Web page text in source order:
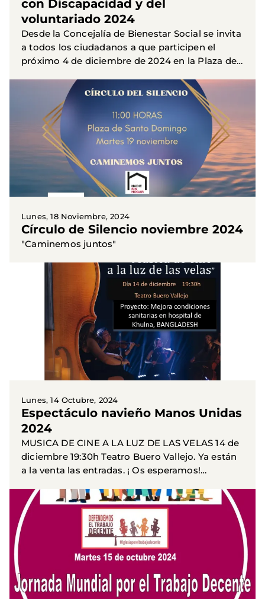
con Discapacidad y del
voluntariado 2024
Desde la Concejalía de Bienestar Social se invita
a todos los ciudadanos a que participen el
próximo 4 de diciembre de 2024 en la Plaza de
internacionales...
Lunes, 18 Noviembre, 2024
Círculo de Silencio noviembre 2024
"Caminemos juntos"
Lunes, 14 Octubre, 2024
Espectáculo navieño Manos Unidas
2024
MUSICA DE CINE A LA LUZ DE LAS VELAS 14 de
diciembre 19:30h Teatro Buero Vallejo. Ya están
a la venta las entradas. ¡ Os esperamos!
#manosunidasfrenaladesigualdad